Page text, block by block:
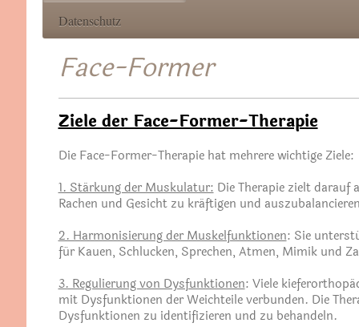
Datenschutz
Face-Former
Ziele der Face-Former-Therapie
Die Face-Former-Therapie hat mehrere wichtige Ziele:
1. Stärkung der Muskulatur:Die Therapie zielt darauf
Rachen und Gesicht zu kräftigen und
2. Harmonisierung der Muskelfunktionen: Sie
für Kauen, Schlucken, Sprechen, Atmen, Mimik und
3. Regulierung von Dysfunktionen: Viele
mit Dysfunktionen der Weichteile verbunden. Die
Dysfunktionen zu identifizieren und zu behandeln.